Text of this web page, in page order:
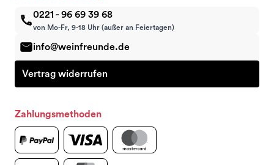
0221 - 96 69 39 68
von Mo-Fr, 9-18 Uhr (außer an Feiertagen)
info@weinfreunde.de
Vertrag widerrufen
Zahlungsmethoden